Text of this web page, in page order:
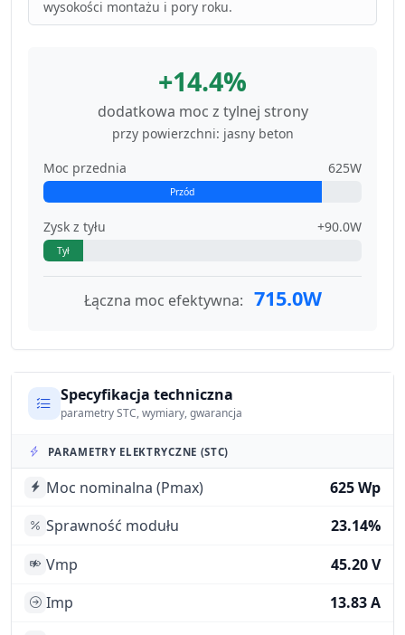
wysokości montażu i pory roku.
+14.4%
dodatkowa moc z tylnej strony
przy powierzchni: jasny beton
Moc przednia
625W
Przód
Zysk z tyłu +90.0W
Tył
Łączna moc efektywna: 715.0W
Specyfikacja techniczna
parametry STC, wymiary, gwarancja
PARAMETRY ELEKTRYCZNE (STC)
Moc nominalna (Pmax)
625 Wp
Sprawność modułu
23.14%
Vmp
45.20 V
Imp
13.83 A